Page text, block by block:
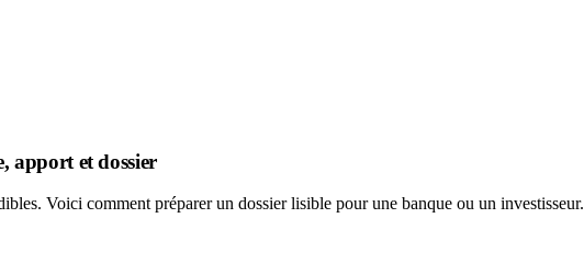
apport et dossier
Voici comment préparer un dossier lisible pour une banque ou un investisseur.